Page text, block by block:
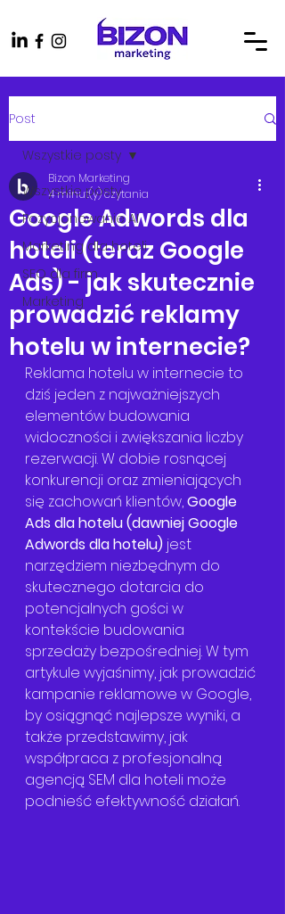
Post
Wszystkie posty
Pozycjonowanie AI
Marketing dla hoteli
SEO dla firm
Marketing
Wszystkie posty
Google Adwords dla
hoteli (teraz Google
Ads) - jak skutecznie
prowadzić reklamy
hotelu w internecie?
Bizon Marketing
4 minut(y) czytania
Reklama hotelu w internecie to
dziś jeden z najważniejszych
elementów budowania
widoczności i zwiększania liczby
rezerwacji. W dobie rosnącej
konkurencji oraz zmieniających
się zachowań klientów, Google
Ads dla hotelu (dawniej Google
Adwords dla hotelu) jest
narzędziem niezbędnym do
skutecznego dotarcia do
potencjalnych gości w
kontekście budowania
sprzedaży bezpośredniej. W tym
artykule wyjaśnimy, jak prowadzić
kampanie reklamowe w Google,
by osiągnąć najlepsze wyniki, a
także przedstawimy, jak
współpraca z profesjonalną
agencją SEM dla hoteli może
podnieść efektywność działań.